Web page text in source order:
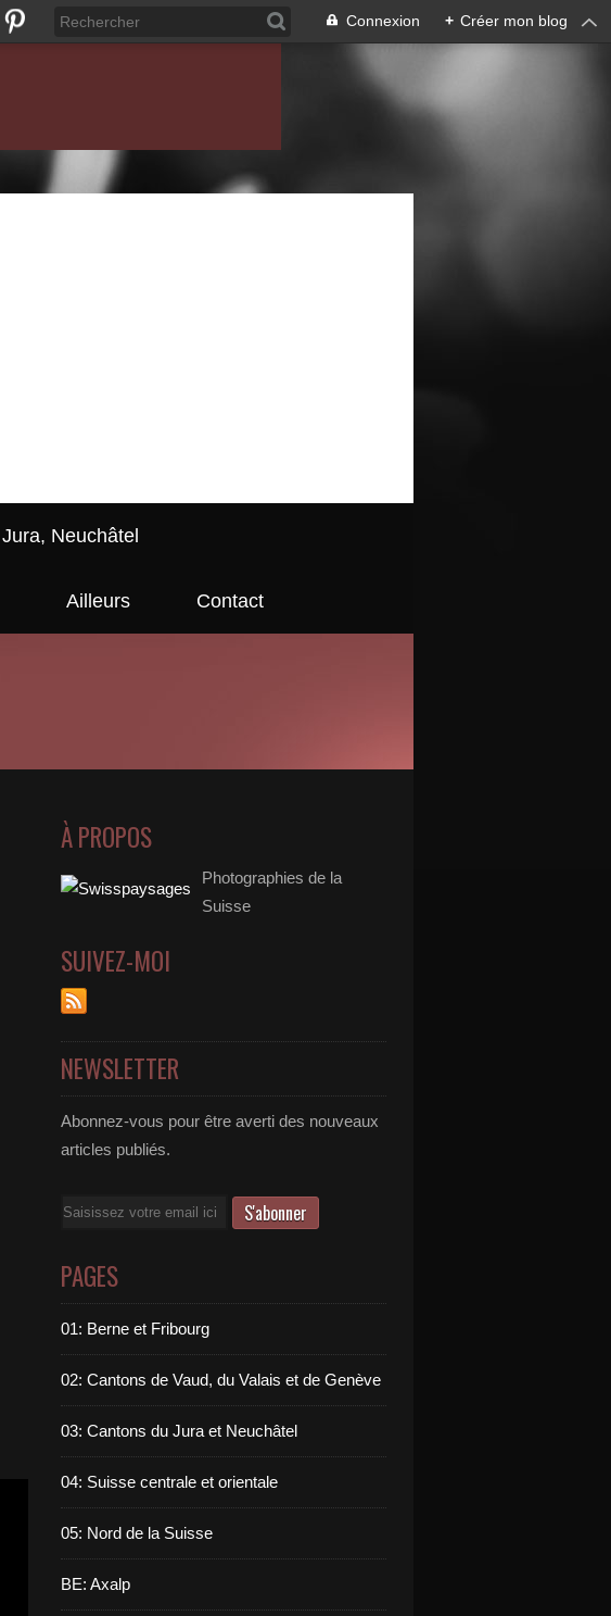
Connexion + Créer mon blog
Jura, Neuchâtel
Ailleurs Contact
À PROPOS
Photographies de la
Suisse
SUIVEZ-MOI
NEWSLETTER
Abonnez-vous pour être averti des nouveaux
articles publiés.
Email
PAGES
01: Berne et Fribourg
02: Cantons de Vaud, du Valais et de Genève
03: Cantons du Jura et Neuchâtel
04: Suisse centrale et orientale
05: Nord de la Suisse
BE: Axalp